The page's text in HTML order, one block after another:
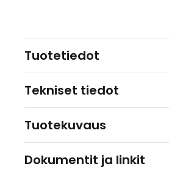
Tuotetiedot
Tekniset tiedot
Tuotekuvaus
Dokumentit ja linkit